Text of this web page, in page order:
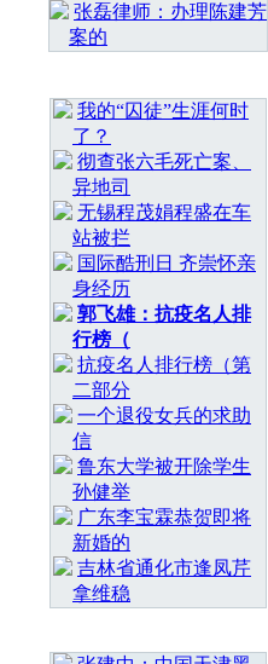
张磊律师：办理陈建芳
案的
我的“囚徒”生涯何时
了？
彻查张六毛死亡案、
异地司
无锡程茂娟程盛在车
站被拦
国际酷刑日 齐崇怀亲
身经历
郭飞雄：抗疫名人排
行榜（
抗疫名人排行榜（第
二部分
一个退役女兵的求助
信
鲁东大学被开除学生
孙健举
广东李宝霖恭贺即将
新婚的
吉林省通化市逢凤芹
拿维稳